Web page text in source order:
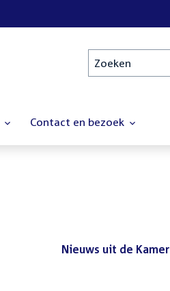
Zoeken
Contact en bezoek
Nieuws uit de Kamer